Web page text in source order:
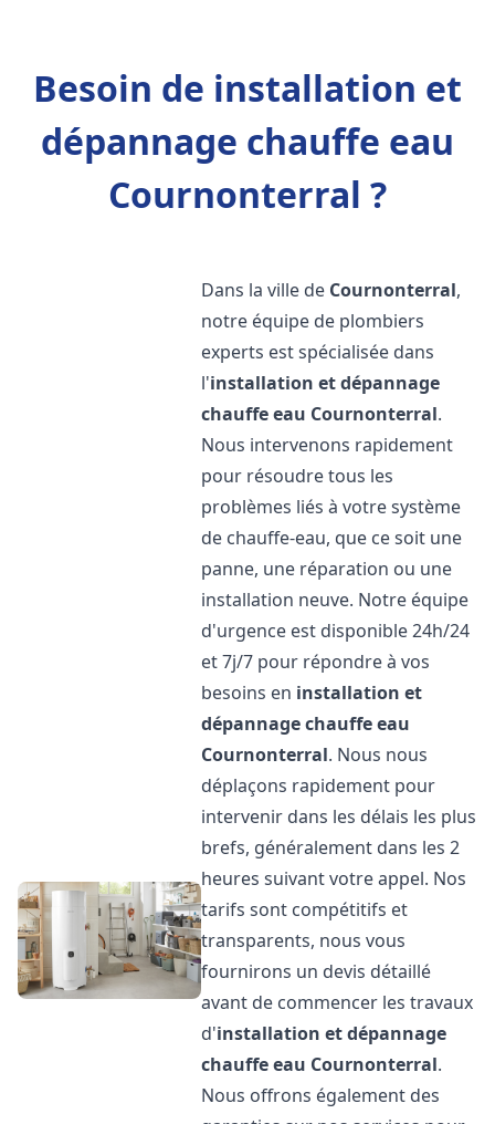
Besoin de installation et
dépannage chauffe eau
Cournonterral ?
Dans la ville de Cournonterral,
notre équipe de plombiers
experts est spécialisée dans
l'installation et dépannage
chauffe eau Cournonterral.
Nous intervenons rapidement
pour résoudre tous les
problèmes liés à votre système
de chauffe-eau, que ce soit une
panne, une réparation ou une
installation neuve. Notre équipe
d'urgence est disponible 24h/24
et 7j/7 pour répondre à vos
besoins en installation et
dépannage chauffe eau
Cournonterral. Nous nous
déplaçons rapidement pour
intervenir dans les délais les plus
brefs, généralement dans les 2
heures suivant votre appel. Nos
tarifs sont compétitifs et
transparents, nous vous
fournirons un devis détaillé
avant de commencer les travaux
d'installation et dépannage
chauffe eau Cournonterral.
Nous offrons également des